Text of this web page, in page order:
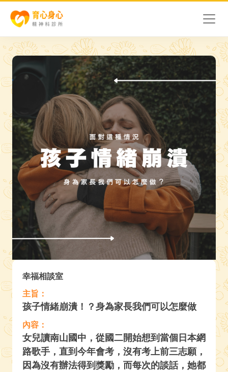
幸福相談室
主旨：
孩子情緒崩潰！？身為家長我們可以怎麼做
內容：
女兒讀南山國中，從國二開始想到當個日本網
路歌手，直到今年會考，沒有考上前三志願，
因為沒有辦法得到獎勵，而每次的談話，她都